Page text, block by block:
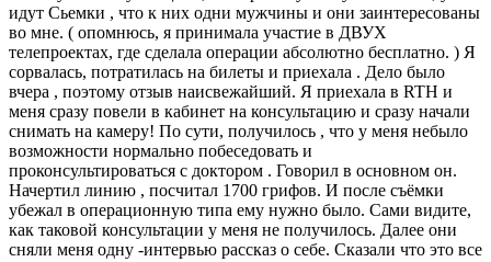
идут Сьемки , что к них одни мужчины и они заинтересованы
во мне. ( опомнюсь, я принимала участие в ДВУХ
телепроектах, где сделала операции абсолютно бесплатно. ) Я
сорвалась, потратилась на билеты и приехала . Дело было
вчера , поэтому отзыв наисвежайший. Я приехала в RTH и
меня сразу повели в кабинет на консультацию и сразу начали
снимать на камеру! По сути, получилось , что у меня небыло
возможности нормально побеседовать и
проконсультироваться с доктором . Говорил в основном он.
Начертил линию , посчитал 1700 грифов. И после съёмки
убежал в операционную типа ему нужно было. Сами видите,
как таковой консультации у меня не получилось. Далее они
сняли меня одну -интервью рассказ о себе. Сказали что это все